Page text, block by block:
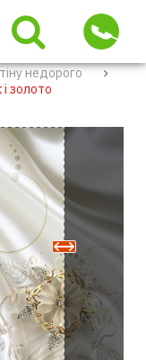
недорого
золото